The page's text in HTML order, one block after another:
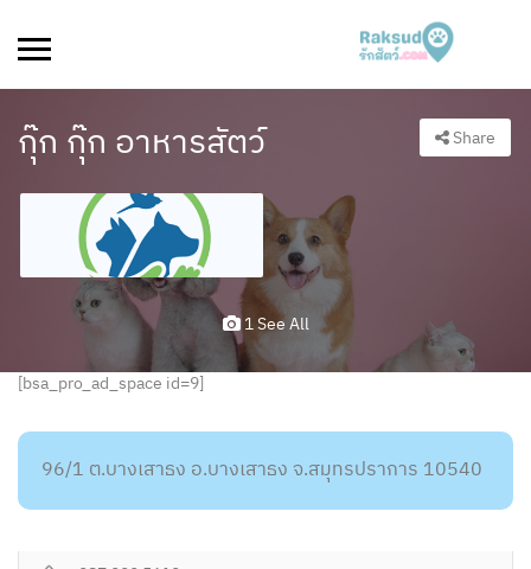
กุ๊ก กุ๊ก อาหารสัตว์ Share
1 See All
[bsa_pro_ad_space id=9]
96/1 ต.บางเสาธง อ.บางเสาธง จ.สมุทรปราการ 10540